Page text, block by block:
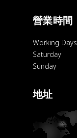
營業時間
Working Days
Saturday
Sunday
地址